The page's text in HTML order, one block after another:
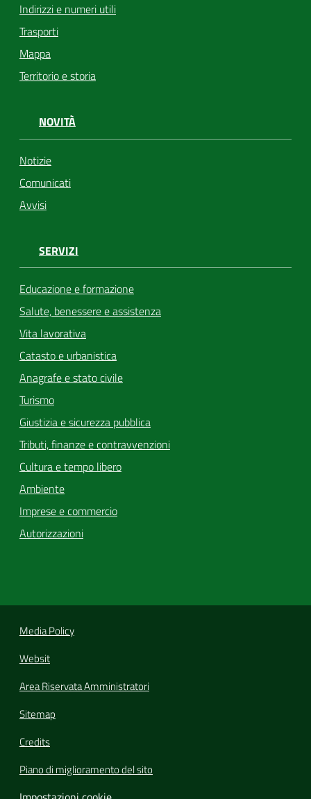
Indirizzi e numeri utili
Trasporti
Mappa
Territorio e storia
NOVITÀ
Notizie
Comunicati
Avvisi
SERVIZI
Educazione e formazione
Salute, benessere e assistenza
Vita lavorativa
Catasto e urbanistica
Anagrafe e stato civile
Turismo
Giustizia e sicurezza pubblica
Tributi, finanze e contravvenzioni
Cultura e tempo libero
Ambiente
Imprese e commercio
Autorizzazioni
Media Policy
Websit
Area Riservata Amministratori
Sitemap
Credits
Piano di miglioramento del sito